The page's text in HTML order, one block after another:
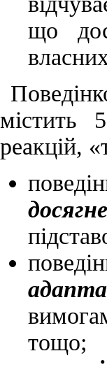
що
містить
реакцій,
тощо;